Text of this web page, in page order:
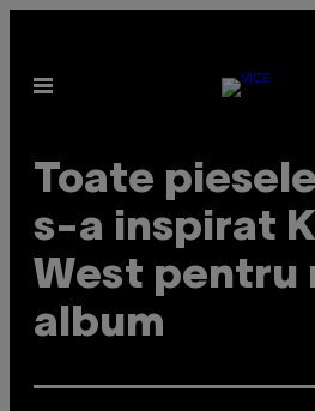
content
Open
Toate
s-a inspirat
West pentru
album